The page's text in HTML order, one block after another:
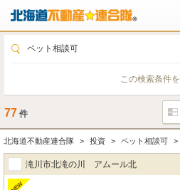
ペット相談可
この検索条件を
77 件
北海道不動産連合隊 投資 ペット相談可
滝川市北滝の川 アムール北
NEW